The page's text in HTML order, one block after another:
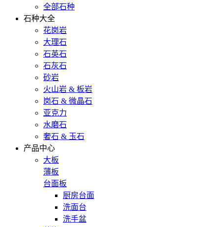
全部石种
石种大全
花岗岩
大理石
石英石
石灰石
砂岩
火山岩 & 板岩
岗石 & 微晶石
亚克力
水磨石
奢石 & 玉石
产品中心
大板
薄板
台面板
厨房台面
洗面台
洗手盆